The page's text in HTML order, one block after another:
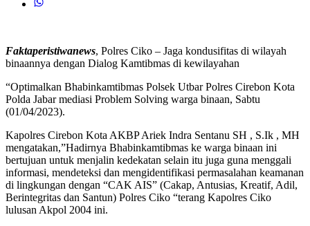
Faktaperistiwanews, Polres Ciko – Jaga kondusifitas di wilayah
binaannya dengan Dialog Kamtibmas di kewilayahan
“Optimalkan Bhabinkamtibmas Polsek Utbar Polres Cirebon Kota
Polda Jabar mediasi Problem Solving warga binaan, Sabtu
(01/04/2023).
Kapolres Cirebon Kota AKBP Ariek Indra Sentanu SH , S.Ik , MH
mengatakan,”Hadirnya Bhabinkamtibmas ke warga binaan ini
bertujuan untuk menjalin kedekatan selain itu juga guna menggali
informasi, mendeteksi dan mengidentifikasi permasalahan keamanan
di lingkungan dengan “CAK AIS” (Cakap, Antusias, Kreatif, Adil,
Berintegritas dan Santun) Polres Ciko “terang Kapolres Ciko
lulusan Akpol 2004 ini.